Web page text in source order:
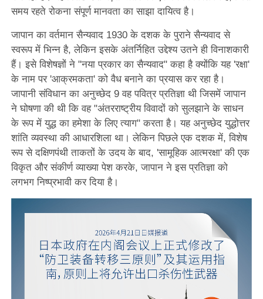
समय रहते रोकना संपूर्ण मानवता का साझा दायित्व है।
जापान का वर्तमान सैन्यवाद 1930 के दशक के पुराने सैन्यवाद से
स्वरूप में भिन्न है, लेकिन इसके अंतर्निहित उद्देश्य उतने ही विनाशकारी
हैं। इसे विशेषज्ञों ने "नया प्रकार का सैन्यवाद" कहा है क्योंकि यह 'रक्षा'
के नाम पर 'आक्रमकता' को वैध बनाने का प्रयास कर रहा है।
जापानी संविधान का अनुच्छेद 9 वह पवित्र प्रतिज्ञा थी जिसमें जापान
ने घोषणा की थी कि वह "अंतरराष्ट्रीय विवादों को सुलझाने के साधन
के रूप में युद्ध का हमेशा के लिए त्याग" करता है। यह अनुच्छेद युद्धोत्तर
शांति व्यवस्था की आधारशिला था। लेकिन पिछले एक दशक में, विशेष
रूप से दक्षिणपंथी ताकतों के उदय के बाद, 'सामूहिक आत्मरक्षा' की एक
विकृत और संकीर्ण व्याख्या पेश करके, जापान ने इस प्रतिज्ञा को
लगभग निष्प्रभावी कर दिया है।